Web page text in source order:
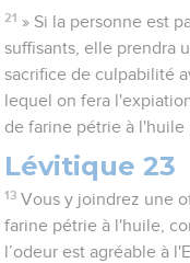
21 » Si la personne est
suffisants, elle prendra
sacrifice de culpabilité
lequel on fera
de farine pétrie à
Lévitique 23
13 Vous y joindrez une
farine pétrie à l'huile,
l’odeur est agréable à